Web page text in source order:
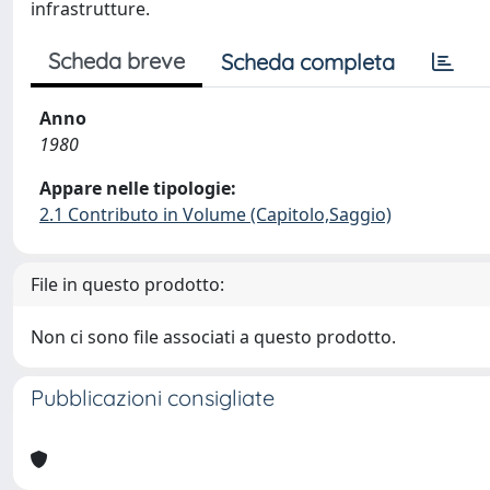
infrastrutture.
Scheda breve Scheda completa
Anno
1980
Appare nelle tipologie:
2.1 Contributo in Volume (Capitolo,Saggio)
File in questo prodotto:
Non ci sono file associati a questo prodotto.
Pubblicazioni consigliate